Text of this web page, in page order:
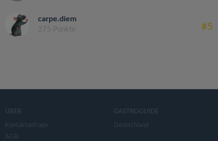
carpe.diem
275 Punkte #5
ÜBER
Kontaktanfrage
AGB
GASTROGUIDE
Deutschland